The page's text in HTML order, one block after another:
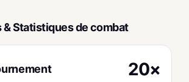
& Statistiques de combat
20×